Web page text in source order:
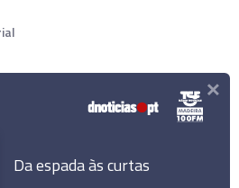
Da espada às curtas
×